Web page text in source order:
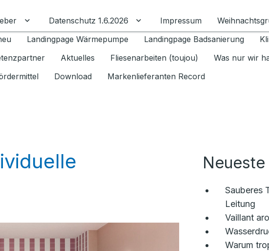
Untermenü für Ratgeber umschalten
Datenschutz 1.6.2026 Untermenü für Datenschutz
Impressum
Landingpage Wärmepumpe Landingpage Badsanierung
Aktuelles Fliesenarbeiten (toujou) Was nur wir
Download Markenlieferanten Record
Sauberes
Leitung
Vaillant
Warum